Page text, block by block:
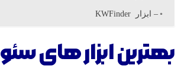
ه
– ابزار KWFinder
بهترین ابزار های سئو